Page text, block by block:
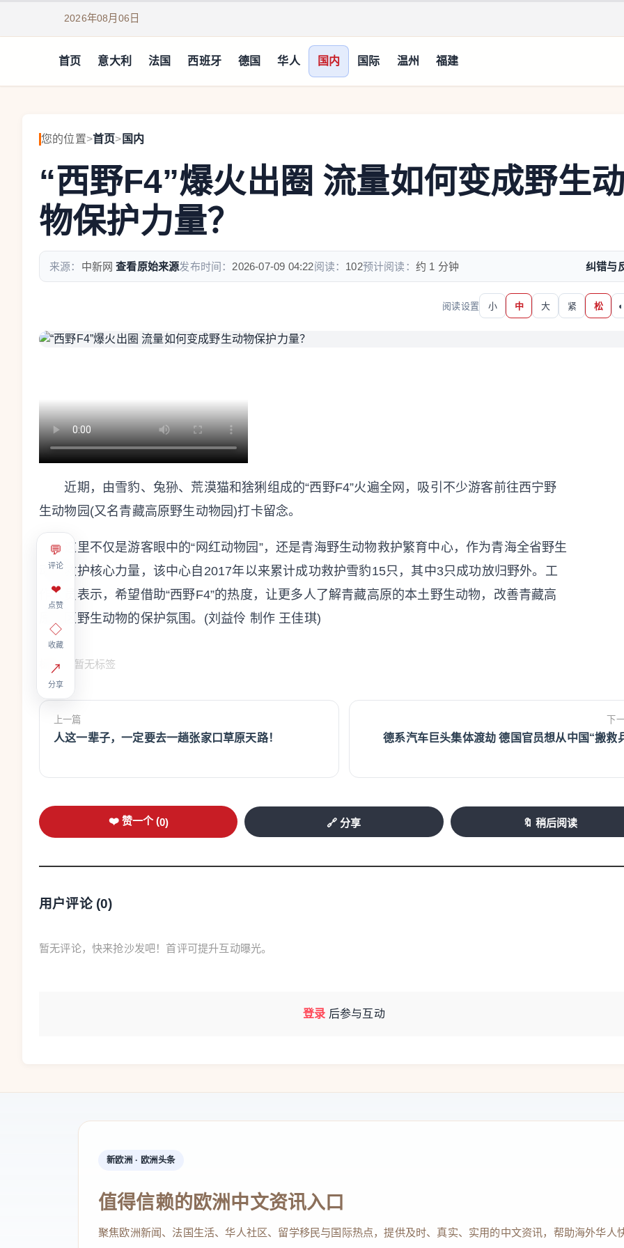
2026年08月06日
首页 意大利 法国 西班牙 德国 华人 国内 国际 温州 福建
您的位置>首页> 国内
“西野F4”爆火出圈 流量如何变成野生
物保护力量？
来源： 中新网 查看原始来源发布时间： 2026-07-09 04:22阅读： 102预计阅读： 约 1 分钟 纠错与
阅读设置 小 中 大 紧 松 ◐
💬
评论
❤
点赞
◇
收藏
↗
分享
近期，由雪豹、兔狲、荒漠猫和猞猁组成的“西野F4”火遍全网，吸引不少游客前往西宁野
生动物园(又名青藏高原野生动物园)打卡留念。
这里不仅是游客眼中的“网红动物园”，还是青海野生动物救护繁育中心，作为青海全省野生
动物救护核心力量，该中心自2017年以来累计成功救护雪豹15只，其中3只成功放归野外。工
作人员表示，希望借助“西野F4”的热度，让更多人了解青藏高原的本土野生动物，改善青藏高
原地区野生动物的保护氛围。(刘益伶 制作 王佳琪)
标签： 暂无标签
上一篇
人这一辈子，一定要去一趟张家口草原天路！
下
德系汽车巨头集体渡劫 德国官员想从中国“搬救
❤️ 赞一个 (0) 🔗 分享 🔖 稍后阅读
用户评论 (0)
暂无评论，快来抢沙发吧！首评可提升互动曝光。
登录 后参与互动
新欧洲 · 欧洲头条
值得信赖的欧洲中文资讯入口
聚焦欧洲新闻、法国生活、华人社区、留学移民与国际热点，提供及时、真实、实用的中文资讯，帮助海外华人